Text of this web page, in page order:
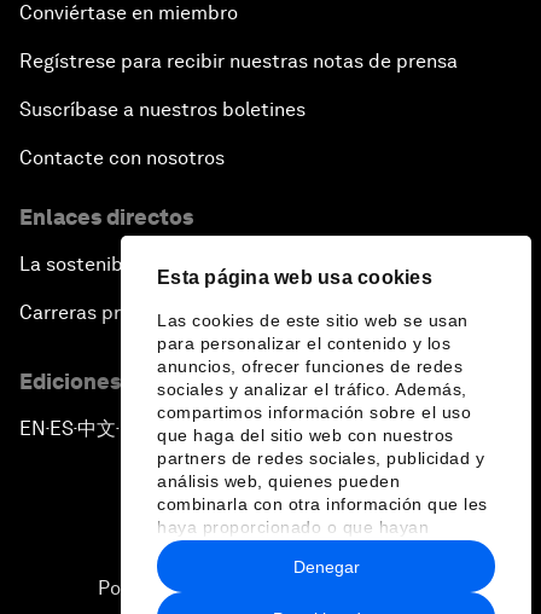
Esta página web usa cookies
Las cookies de este sitio web se usan
para personalizar el contenido y los
anuncios, ofrecer funciones de redes
sociales y analizar el tráfico. Además,
compartimos información sobre el uso
que haga del sitio web con nuestros
partners de redes sociales, publicidad y
análisis web, quienes pueden
combinarla con otra información que les
haya proporcionado o que hayan
recopilado a partir del uso que haya
hecho de sus servicios.
Denegar
Conviértase en miembro
Regístrese para recibir nuestras notas de prensa
Suscríbase a nuestros boletines
Contacte con nosotros
Enlaces directos
La sostenibilidad en el Foro
Carreras profesionales
Ediciones en otros idiomas
EN ▪ES▪中文▪ 日本語
Política de privacidad y normas de uso